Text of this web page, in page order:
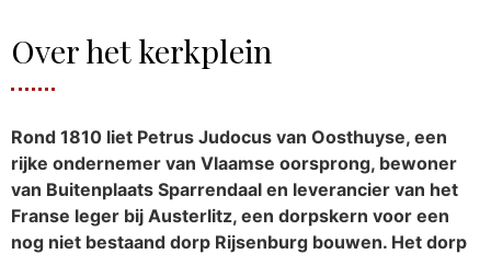
Over het kerkplein
Rond 1810 liet Petrus Judocus van Oosthuyse, een
rijke ondernemer van Vlaamse oorsprong, bewoner
van Buitenplaats Sparrendaal en leverancier van het
Franse leger bij Austerlitz, een dorpskern voor een
nog niet bestaand dorp Rijsenburg bouwen. Het dorp